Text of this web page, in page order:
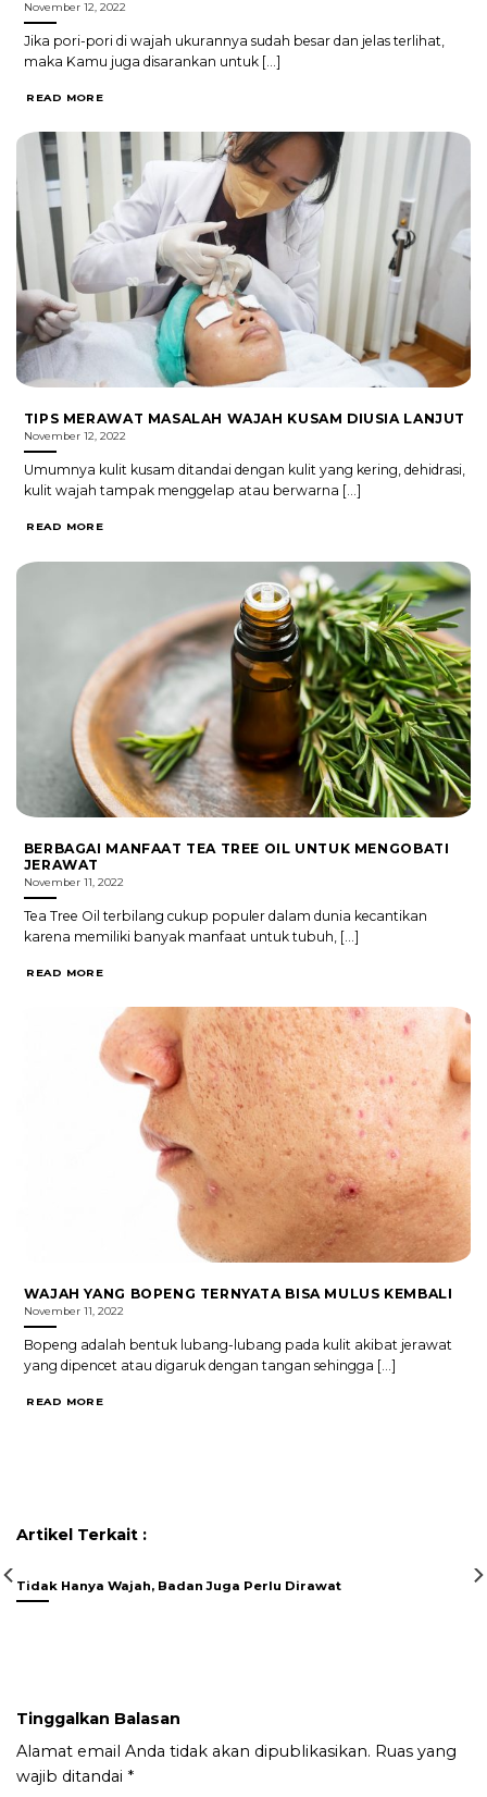
November 12, 2022
Jika pori-pori di wajah ukurannya sudah besar dan jelas terlihat,
maka Kamu juga disarankan untuk [...]
READ MORE
TIPS MERAWAT MASALAH WAJAH KUSAM DIUSIA LANJUT
November 12, 2022
Umumnya kulit kusam ditandai dengan kulit yang kering, dehidrasi,
kulit wajah tampak menggelap atau berwarna [...]
READ MORE
BERBAGAI MANFAAT TEA TREE OIL UNTUK MENGOBATI
JERAWAT
November 11, 2022
Tea Tree Oil terbilang cukup populer dalam dunia kecantikan
karena memiliki banyak manfaat untuk tubuh, [...]
READ MORE
WAJAH YANG BOPENG TERNYATA BISA MULUS KEMBALI
November 11, 2022
Bopeng adalah bentuk lubang-lubang pada kulit akibat jerawat
yang dipencet atau digaruk dengan tangan sehingga [...]
READ MORE
Artikel Terkait :
Tidak Hanya Wajah, Badan Juga Perlu Dirawat
Tinggalkan Balasan
Alamat email Anda tidak akan dipublikasikan. Ruas yang
wajib ditandai *